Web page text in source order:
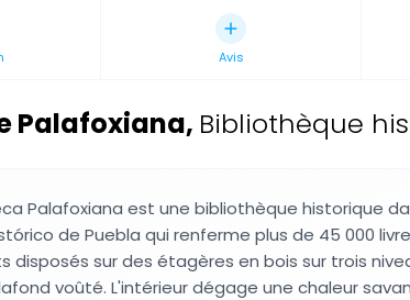
Avis
Palafoxiana, Bibliothèque
Palafoxiana est une bibliothèque historique
de Puebla qui renferme plus de 45 000
disposés sur des étagères en bois sur trois
voûté. L'intérieur dégage une chaleur